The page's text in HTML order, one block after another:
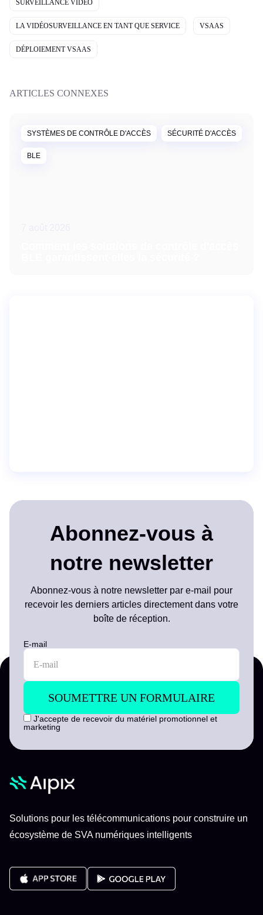
SURVEILLANCE VIDÉO
LA VIDÉOSURVEILLANCE EN TANT QUE SERVICE VSAAS
DÉPLOIEMENT VSAAS
ARTICLES CONNEXES
SYSTÈMES DE CONTRÔLE D'ACCÈS SÉCURITÉ D'ACCÈS
BLE
Abonnez-vous à
notre newsletter
Abonnez-vous à notre newsletter par e-mail pour
recevoir les derniers articles directement dans votre
boîte de réception.
E-mail
J'accepte de recevoir du matériel promotionnel et
marketing
Solutions pour les télécommunications pour construire un
écosystème de SVA numériques intelligents